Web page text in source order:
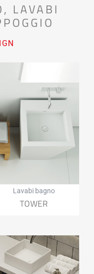
, LAVABI
Lavabi bagno
TOWER